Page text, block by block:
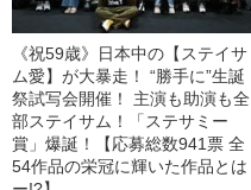
《祝59歳》日本中の【ステイサ
ム愛】が大暴走！ “勝手に”生誕
祭試写会開催！ 主演も助演も全
部ステイサム！「ステサミー
賞」爆誕！【応募総数941票 全
54作品の栄冠に輝いた作品とは